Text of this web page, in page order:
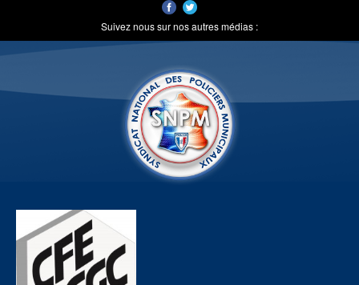
Suivez nous sur nos autres médias :